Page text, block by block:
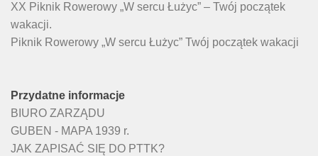
XX Piknik Rowerowy „W sercu Łużyc” – Twój początek
wakacji.
Piknik Rowerowy „W sercu Łużyc” Twój początek wakacji
Przydatne informacje
BIURO ZARZĄDU
GUBEN - MAPA 1939 r.
JAK ZAPISAĆ SIĘ DO PTTK?